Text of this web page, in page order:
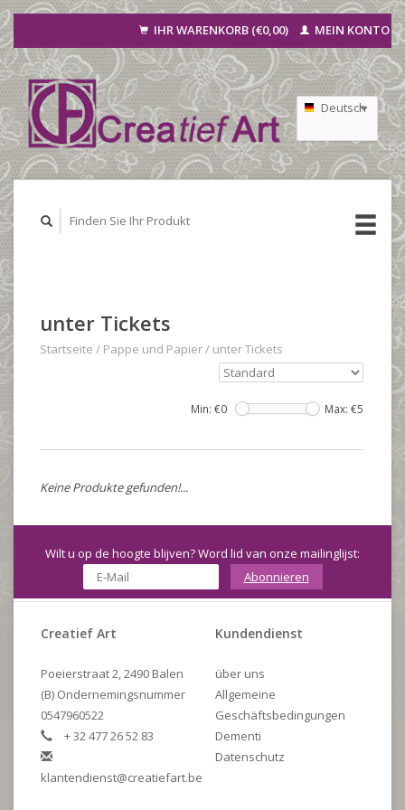
IHR WARENKORB (€0,00) MEIN KONTO
Deutsch
Nederlands
unter Tickets
Startseite / Pappe und Papier/ unter Tickets
Min: €0 Max: €5
Keine Produkte gefunden!...
Wilt u op de hoogte blijven? Word lid van onze mailinglijst:
Abonnieren
Creatief Art
Poeierstraat 2, 2490 Balen
(B) Ondernemingsnummer
0547960522
+ 32 477 26 52 83
klantendienst@creatiefart.be
Kundendienst
über uns
Allgemeine
Geschäftsbedingungen
Dementi
Datenschutz